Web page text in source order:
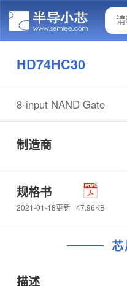
HD74HC30
8-input NAND Gate
制造商
规格书
2021-01-18更新 47.96KB
芯
描述